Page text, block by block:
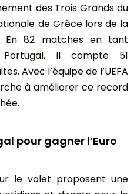
des Trois Grands du
de Grèce lors de la
En 82 matches en tant
Portugal, il compte 51
Avec l’équipe de l’UEFA
à améliorer ce record
pour gagner l’Euro
le volet proposent une